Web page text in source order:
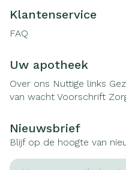
Klantenservice
FAQ
Uw apotheek
Over ons Nuttige links
van wacht Voorschrift
Nieuwsbrief
Blijf op de hoogte van
E-mail adres